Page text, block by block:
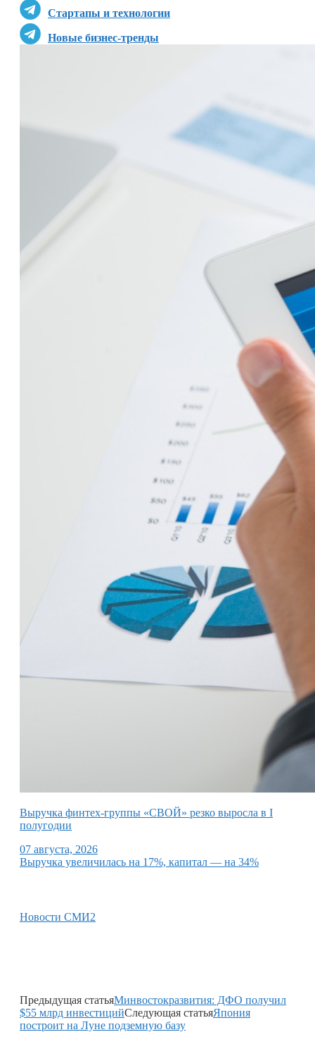
Стартапы и технологии
Новые бизнес-тренды
Выручка финтех-группы «СВОЙ» резко выросла в I
полугодии
07 августа, 2026
Выручка увеличилась на 17%, капитал — на 34%
Новости СМИ2
Предыдущая статьяМинвостокразвития: ДФО получил
$55 млрд инвестицийСледующая статьяЯпония
построит на Луне подземную базу